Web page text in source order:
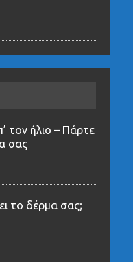
τον ήλιο – Πάρτε
σας
το δέρμα σας;